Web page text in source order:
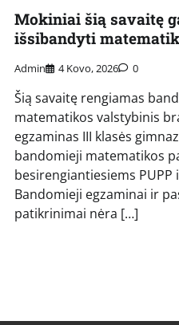
Mokiniai šią savaitę
išsibandyti
Admin 4 Kovo, 2026 0
Šią savaitę rengiamas
matematikos valstybinis
egzaminas III klasės
bandomieji matematikos
besirengiantiesiems PUPP
Bandomieji egzaminai ir
patikrinimai nėra […]